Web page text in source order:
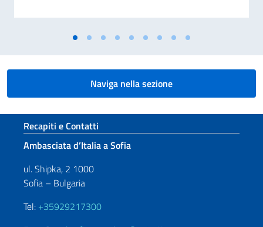
Naviga nella sezione
Sezione footer
Recapiti e Contatti
Ambasciata d’Italia a Sofia
ul. Shipka, 2 1000
Sofia – Bulgaria
Tel: +35929217300